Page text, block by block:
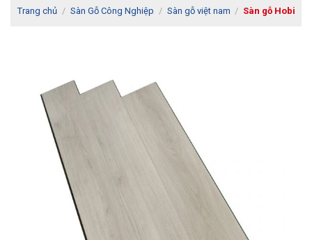
Trang chủ / Sàn Gỗ Công Nghiệp / Sàn gỗ việt nam / Sàn gỗ Hobi